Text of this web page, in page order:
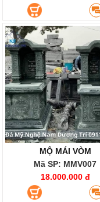
MỘ MÁI VÒM
Mã SP: MMV007
18.000.000 đ